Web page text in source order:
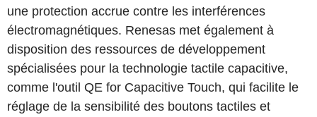
une protection accrue contre les interférences
électromagnétiques. Renesas met également à
disposition des ressources de développement
spécialisées pour la technologie tactile capacitive,
comme l'outil QE for Capacitive Touch, qui facilite le
réglage de la sensibilité des boutons tactiles et